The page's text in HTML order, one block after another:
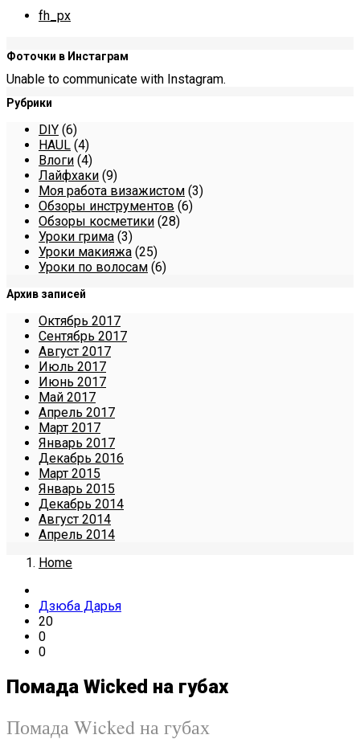
fh_px
Фоточки в Инстаграм
Unable to communicate with Instagram.
Рубрики
DIY (6)
HAUL (4)
Влоги (4)
Лайфхаки (9)
Моя работа визажистом (3)
Обзоры инструментов (6)
Обзоры косметики (28)
Уроки грима (3)
Уроки макияжа (25)
Уроки по волосам (6)
Архив записей
Октябрь 2017
Сентябрь 2017
Август 2017
Июль 2017
Июнь 2017
Май 2017
Апрель 2017
Март 2017
Январь 2017
Декабрь 2016
Март 2015
Январь 2015
Декабрь 2014
Август 2014
Апрель 2014
Home
Дзюба Дарья
20
0
0
Помада Wicked на губах
Помада Wicked на губах